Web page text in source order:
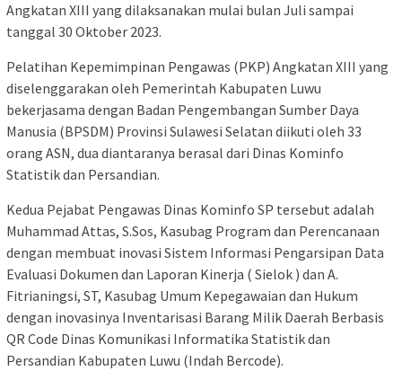
Angkatan XIII yang dilaksanakan mulai bulan Juli sampai
tanggal 30 Oktober 2023.
Pelatihan Kepemimpinan Pengawas (PKP) Angkatan XIII yang
diselenggarakan oleh Pemerintah Kabupaten Luwu
bekerjasama dengan Badan Pengembangan Sumber Daya
Manusia (BPSDM) Provinsi Sulawesi Selatan diikuti oleh 33
orang ASN, dua diantaranya berasal dari Dinas Kominfo
Statistik dan Persandian.
Kedua Pejabat Pengawas Dinas Kominfo SP tersebut adalah
Muhammad Attas, S.Sos, Kasubag Program dan Perencanaan
dengan membuat inovasi Sistem Informasi Pengarsipan Data
Evaluasi Dokumen dan Laporan Kinerja ( Sielok ) dan A.
Fitrianingsi, ST, Kasubag Umum Kepegawaian dan Hukum
dengan inovasinya Inventarisasi Barang Milik Daerah Berbasis
QR Code Dinas Komunikasi Informatika Statistik dan
Persandian Kabupaten Luwu (Indah Bercode).